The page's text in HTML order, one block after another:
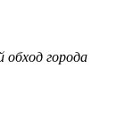
обход города